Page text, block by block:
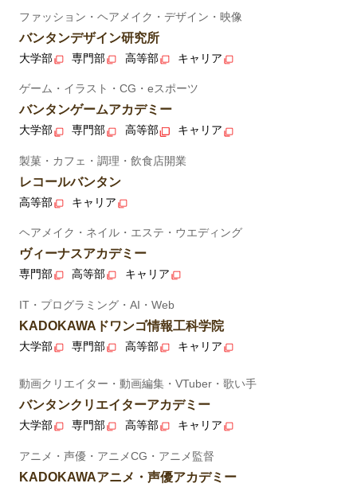
ファッション・ヘアメイク・デザイン・映像
バンタンデザイン研究所
大学部 専門部 高等部 キャリア
ゲーム・イラスト・CG・eスポーツ
バンタンゲームアカデミー
大学部 専門部 高等部 キャリア
製菓・カフェ・調理・飲食店開業
レコールバンタン
高等部 キャリア
ヘアメイク・ネイル・エステ・ウエディング
ヴィーナスアカデミー
専門部 高等部 キャリア
IT・プログラミング・AI・Web
KADOKAWAドワンゴ情報工科学院
大学部 専門部 高等部 キャリア
動画クリエイター・動画編集・VTuber・歌い手
バンタンクリエイターアカデミー
大学部 専門部 高等部 キャリア
アニメ・声優・アニメCG・アニメ監督
KADOKAWAアニメ・声優アカデミー